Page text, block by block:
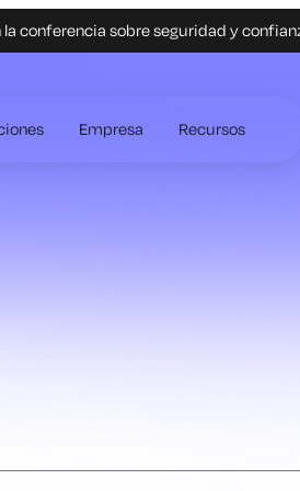
conferencia sobre seguridad y
Empresa Recursos